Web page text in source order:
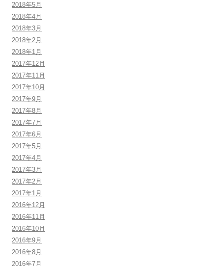
2018年5月
2018年4月
2018年3月
2018年2月
2018年1月
2017年12月
2017年11月
2017年10月
2017年9月
2017年8月
2017年7月
2017年6月
2017年5月
2017年4月
2017年3月
2017年2月
2017年1月
2016年12月
2016年11月
2016年10月
2016年9月
2016年8月
2016年7月